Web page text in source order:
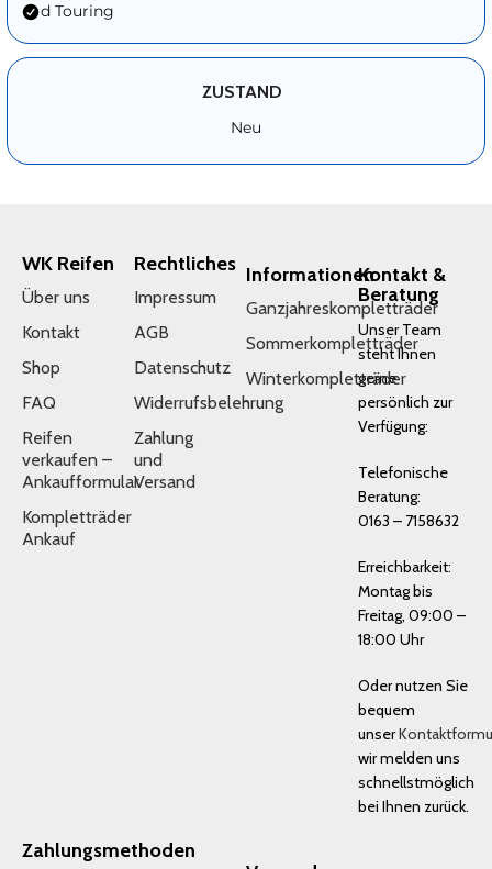
d Touring
ZUSTAND
Neu
WK Reifen
Über uns
Kontakt
Shop
FAQ
Reifen
verkaufen –
Ankaufformular
Kompletträder
Ankauf
Rechtliches
Impressum
AGB
Datenschutz
Widerrufsbelehrung
Zahlung
und
Versand
Informationen
Ganzjahreskompletträder
Sommerkompletträder
Winterkompletträder
Kontakt &
Beratung
Unser Team
steht Ihnen
gerne
persönlich zur
Verfügung:
Telefonische
Beratung:
0163 – 7158632
Erreichbarkeit:
Montag bis
Freitag, 09:00 –
18:00 Uhr
Oder nutzen Sie
bequem
unser
wir melden uns
schnellstmöglich
bei Ihnen zurück.
Zahlungsmethoden